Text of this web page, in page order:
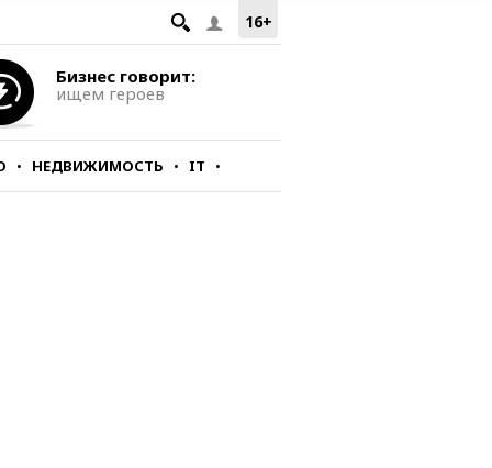
16+
Бизнес говорит:
ищем героев
НЕДВИЖИМОСТЬ IT